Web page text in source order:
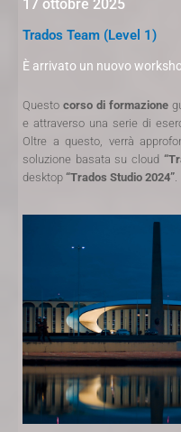
17 ottobre 2025
Trados Team (Level 1)
È arrivato un nuovo
Questo corso di formazione
e attraverso una serie di
Oltre a questo, verrà
soluzione basata su cloud
desktop “Trados Studio 2024”.